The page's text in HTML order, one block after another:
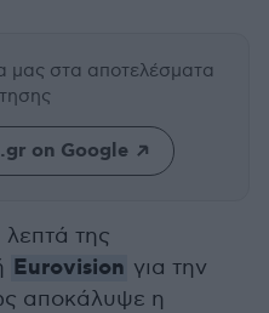
μας στα αποτελέσματα
on Google
της
Eurovision για την
αποκάλυψε η